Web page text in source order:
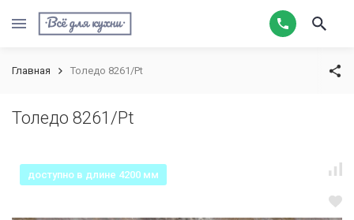
Главная Толедо 8261/Pt
Толедо 8261/Pt
доступно в длине 4200 мм